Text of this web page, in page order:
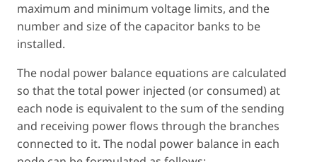
maximum and minimum voltage limits, and the
number and size of the capacitor banks to be
installed.
The nodal power balance equations are calculated
so that the total power injected (or consumed) at
each node is equivalent to the sum of the sending
and receiving power flows through the branches
connected to it. The nodal power balance in each